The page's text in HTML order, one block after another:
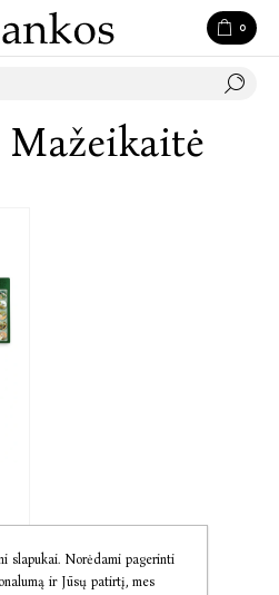
0
slapukai. Norėdami pagerinti
ir Jūsų patirtį, mes